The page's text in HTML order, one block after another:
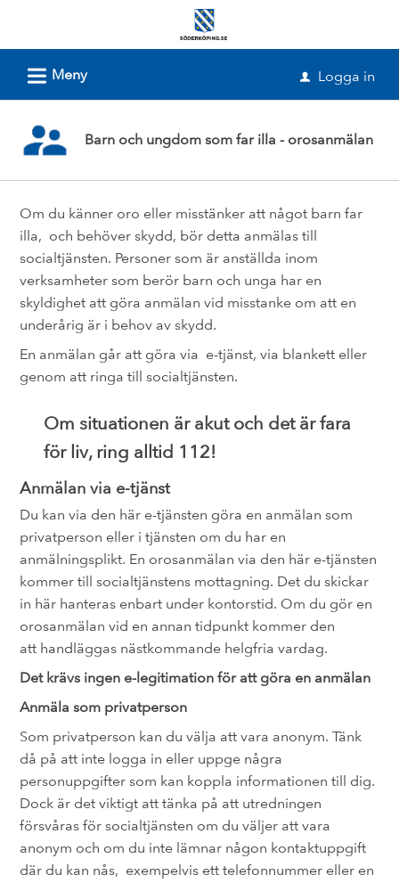
Söderköpings
L Meny u Logga in
Barn och ungdom som far illa - orosanmälan
Om du känner oro eller misstänker att något barn far
illa, och behöver skydd, bör detta anmälas till
socialtjänsten. Personer som är anställda inom
verksamheter som berör barn och unga har en
skyldighet att göra anmälan vid misstanke om att en
underårig är i behov av skydd.
En anmälan går att göra via e-tjänst, via blankett eller
genom att ringa till socialtjänsten.
Om situationen är akut och det är fara
för liv, ring alltid 112!
Anmälan via e-tjänst
Du kan via den här e-tjänsten göra en anmälan som
privatperson eller i tjänsten om du har en
anmälningsplikt. En orosanmälan via den här e-tjänsten
kommer till socialtjänstens mottagning. Det du skickar
in här hanteras enbart under kontorstid. Om du gör en
orosanmälan vid en annan tidpunkt kommer den
att handläggas nästkommande helgfria vardag.
Det krävs ingen e-legitimation för att göra en anmälan
Anmäla som privatperson
Som privatperson kan du välja att vara anonym. Tänk
då på att inte logga in eller uppge några
personuppgifter som kan koppla informationen till dig.
Dock är det viktigt att tänka på att utredningen
försvåras för socialtjänsten om du väljer att vara
anonym och om du inte lämnar någon kontaktuppgift
där du kan nås, exempelvis ett telefonnummer eller en